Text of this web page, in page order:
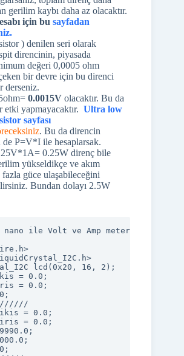
gerilim kaybı daha az olacaktır.
için bu sayfadan
) denilen seri olarak
direncinin, piyasada
değeri 0,0005 ohm
bir devre için bu direnci
derseniz.
0.0015V olacaktır. Bu da
yapmayacaktır. Ultra low
sayfası
. Bu da direncin
de P=V*I ile hesaplarsak.
0.25W direnç bile
yükseldikçe ve akım
güce ulaşabileceğini
Bundan dolayı 2.5W
ile Volt ve Amp meter.  MUSTAFA AVCI
lcd(0x20, 16, 2);
= 0.0;
= 0.0;
= 0.0;
= 0.0;
=9000.0;